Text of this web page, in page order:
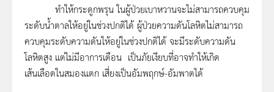
ทำให้กระดูกพรุน ในผู้ป่วยเบาหวานจะไม่สามารถควบคุม
ระดับน้ำตาลให้อยู่ในช่วงปกติได้ ผู้ป่วยความดันโลหิตไม่สามารถ
ควบคุมระดับความดันให้อยู่ในช่วงปกติได้ จะมีระดับความดัน
โลหิตสูง แต่ไม่มีอาการเตือน เป็นภัยเงียบที่อาจทำให้เกิด
เส้นเลือดในสมองแตก เสี่ยงเป็นอัมพฤกษ์-อัมพาตได้